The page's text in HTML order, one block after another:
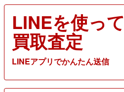
LINEを使って
買取査定
LINEアプリでかんたん送信